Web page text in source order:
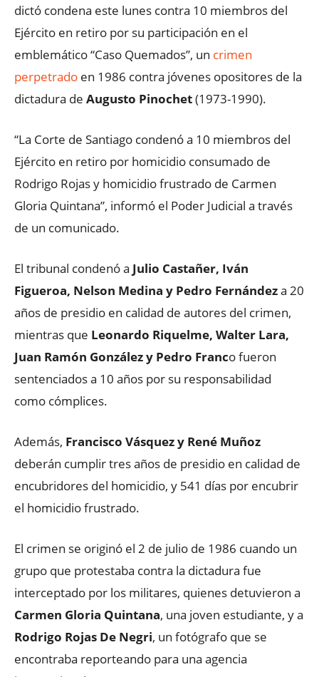
dictó condena este lunes contra 10 miembros del
Ejército en retiro por su participación en el
emblemático “Caso Quemados”, un crimen
perpetrado en 1986 contra jóvenes opositores de la
dictadura de Augusto Pinochet(1973-1990).
“La Corte de Santiago condenó a 10 miembros del
Ejército en retiro por homicidio consumado de
Rodrigo Rojas y homicidio frustrado de Carmen
Gloria Quintana”, informó el Poder Judicial a través
de un comunicado.
El tribunal condenó a Julio Castañer, Iván
Figueroa, Nelson Medina y Pedro Fernándeza 20
años de presidio en calidad de autores del crimen,
mientras que Leonardo Riquelme, Walter Lara,
Juan Ramón González y Pedro Franco fueron
sentenciados a 10 años por su responsabilidad
como cómplices.
Además, Francisco Vásquez y René Muñoz
deberán cumplir tres años de presidio en calidad de
encubridores del homicidio, y 541 días por encubrir
el homicidio frustrado.
El crimen se originó el 2 de julio de 1986 cuando un
grupo que protestaba contra la dictadura fue
interceptado por los militares, quienes detuvieron a
Carmen Gloria Quintana, una joven estudiante, y a
Rodrigo Rojas De Negri, un fotógrafo que se
encontraba reporteando para una agencia